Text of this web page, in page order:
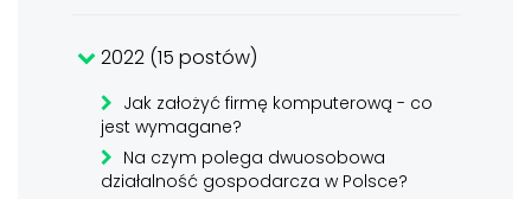
2022 (15 postów)
Jak założyć firmę komputerową - co
jest wymagane?
Na czym polega dwuosobowa
działalność gospodarcza w Polsce?